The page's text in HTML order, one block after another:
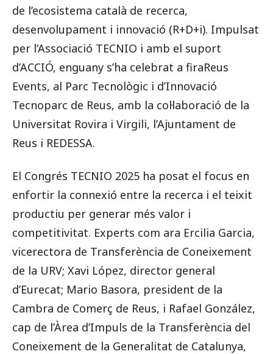
de l’ecosistema català de recerca,
desenvolupament i innovació (R+D+i). Impulsat
per l’Associació TECNIO i amb el suport
d’ACCIÓ, enguany s’ha celebrat a firaReus
Events, al Parc Tecnològic i d’Innovació
Tecnoparc de Reus, amb la col·laboració de la
Universitat Rovira i Virgili, l’Ajuntament de
Reus i REDESSA.
El Congrés TECNIO 2025 ha posat el focus en
enfortir la connexió entre la recerca i el teixit
productiu per generar més valor i
competitivitat. Experts com ara Ercilia Garcia,
vicerectora de Transferència de Coneixement
de la URV; Xavi López, director general
d’Eurecat; Mario Basora, president de la
Cambra de Comerç de Reus, i Rafael González,
cap de l’Àrea d’Impuls de la Transferència del
Coneixement de la Generalitat de Catalunya,